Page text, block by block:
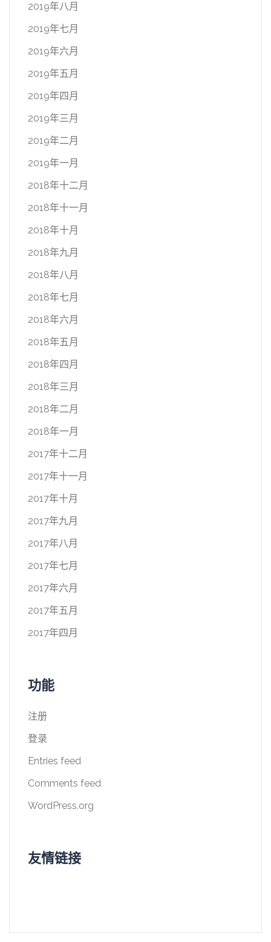
2019年八月
2019年七月
2019年六月
2019年五月
2019年四月
2019年三月
2019年二月
2019年一月
2018年十二月
2018年十一月
2018年十月
2018年九月
2018年八月
2018年七月
2018年六月
2018年五月
2018年四月
2018年三月
2018年二月
2018年一月
2017年十二月
2017年十一月
2017年十月
2017年九月
2017年八月
2017年七月
2017年六月
2017年五月
2017年四月
功能
注册
登录
Entries feed
Comments feed
WordPress.org
友情链接